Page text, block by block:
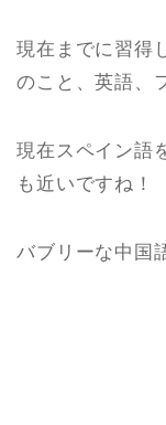
現在までに習得
のこと、英語、
現在スペイン語
も近いですね！
バブリーな中国